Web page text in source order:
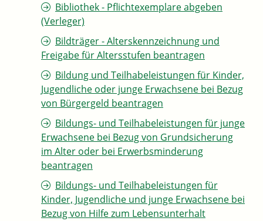
Bibliothek - Pflichtexemplare abgeben
(Verleger)
Bildträger - Alterskennzeichnung und
Freigabe für Altersstufen beantragen
Bildung und Teilhabeleistungen für Kinder,
Jugendliche oder junge Erwachsene bei Bezug
von Bürgergeld beantragen
Bildungs- und Teilhabeleistungen für junge
Erwachsene bei Bezug von Grundsicherung
im Alter oder bei Erwerbsminderung
beantragen
Bildungs- und Teilhabeleistungen für
Kinder, Jugendliche und junge Erwachsene bei
Bezug von Hilfe zum Lebensunterhalt